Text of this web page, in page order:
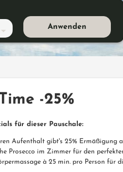
Anwenden
-25%
für dieser Pauschale:
Aufenthalt gibt's 25% Ermäßigung
Prosecco im Zimmer für den
à 25 min. pro Person für